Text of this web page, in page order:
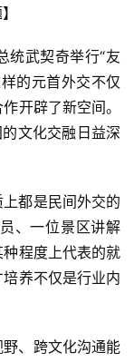
统武契奇举行“友
的元首外交不仅
开辟了新空间。
文化交融日益深
都是民间外交的
、一位景区讲解
程度上代表的就
养不仅是行业内
、跨文化沟通能